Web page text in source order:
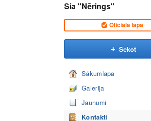
Sia ''Nērings''
Oficiālā lapa
Sekot
Sākumlapa
Galerija
Jaunumi
Kontakti